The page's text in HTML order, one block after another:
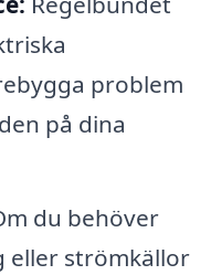
problem
på dina
du behöver
eller strömkällor